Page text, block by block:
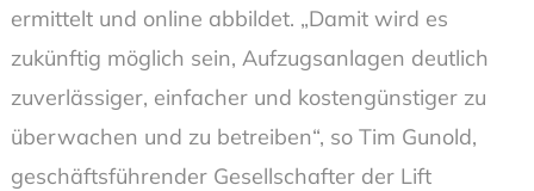
ermittelt und online abbildet. „Damit wird es
zukünftig möglich sein, Aufzugsanlagen deutlich
zuverlässiger, einfacher und kostengünstiger zu
überwachen und zu betreiben“, so Tim Gunold,
geschäftsführender Gesellschafter der Lift